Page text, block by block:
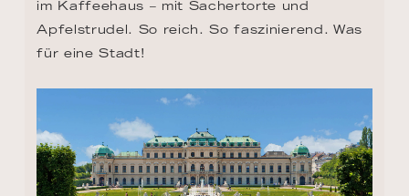
im Kaffeehaus – mit Sachertorte und
Apfelstrudel. So reich. So faszinierend. Was
für eine Stadt!